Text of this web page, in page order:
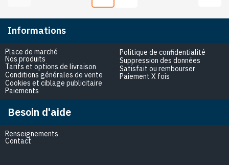
Informations
Place de marché
Nos produits
Tarifs et options de livraison
Conditions générales de vente
Cookies et ciblage publicitaire
Paiements
Politique de confidentialité
Suppression des données
Satisfait ou rembourser
Paiement X fois
Besoin d'aide
Renseignements
Contact